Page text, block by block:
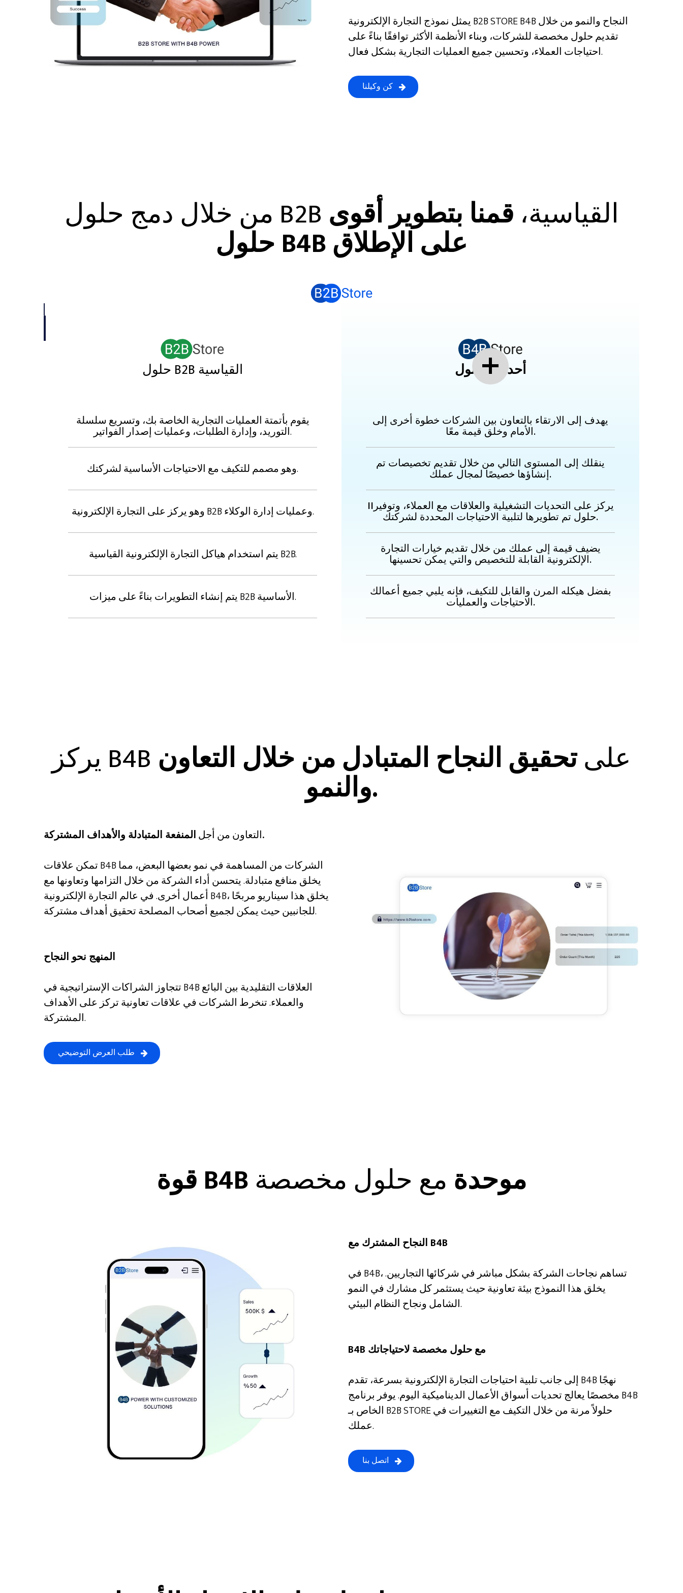
يمثل نموذج التجارة الإلكترونية B2B STORE B4B النجاح والنمو من خلال
تقديم حلول مخصصة للشركات، وبناء الأنظمة الأكثر توافقًا بناءً على
احتياجات العملاء، وتحسين جميع العمليات التجارية بشكل فعال.
كن وكيلنا
من خلال دمج حلول B2B القياسية، قمنا بتطوير أقوى
حلول B4B على الإطلاق
حلول B2B القياسية
يقوم بأتمتة العمليات التجارية الخاصة بك، وتسريع سلسلة
التوريد، وإدارة الطلبات، وعمليات إصدار الفواتير.
وهو مصمم للتكيف مع الاحتياجات الأساسية لشركتك.
وهو يركز على التجارة الإلكترونية B2B وعمليات إدارة الوكلاء.
يتم استخدام هياكل التجارة الإلكترونية القياسية B2B.
يتم إنشاء التطويرات بناءً على ميزات B2B الأساسية.
أحدث الحلول
يهدف إلى الارتقاء بالتعاون بين الشركات خطوة أخرى إلى
الأمام وخلق قيمة معًا.
ينقلك إلى المستوى التالي من خلال تقديم تخصيصات تم
إنشاؤها خصيصًا لمجال عملك.
IIيركز على التحديات التشغيلية والعلاقات مع العملاء، وتوفير
حلول تم تطويرها لتلبية الاحتياجات المحددة لشركتك.
يضيف قيمة إلى عملك من خلال تقديم خيارات التجارة
الإلكترونية القابلة للتخصيص والتي يمكن تحسينها.
بفضل هيكله المرن والقابل للتكيف، فإنه يلبي جميع أعمالك
الاحتياجات والعمليات.
يركز B4B علىتحقيق النجاح المتبادل من خلال التعاون
والنمو.
التعاون من أجلالمنفعة المتبادلة والأهداف المشتركة.
تمكن علاقات B4B الشركات من المساهمة في نمو بعضها البعض، مما
يخلق منافع متبادلة. يتحسن أداء الشركة من خلال التزامها وتعاونها مع
أعمال أخرى. في عالم التجارة الإلكترونية B4B، يخلق هذا سيناريو مربحًا
للجانبين حيث يمكن لجميع أصحاب المصلحة تحقيق أهداف مشتركة.
المنهج نحو النجاح
تتجاوز الشراكات الإستراتيجية في B4B العلاقات التقليدية بين البائع
والعملاء. تنخرط الشركات في علاقات تعاونية تركز على الأهداف
المشتركة.
طلب العرض التوضيحي
قوة B4B موحدة مع حلول مخصصة
النجاح المشترك مع B4B
في B4B، تساهم نجاحات الشركة بشكل مباشر في شركائها التجاريين.
يخلق هذا النموذج بيئة تعاونية حيث يستثمر كل مشارك في النمو
الشامل ونجاح النظام البيئي.
B4B مع حلول مخصصة لاحتياجاتك
إلى جانب تلبية احتياجات التجارة الإلكترونية بسرعة، تقدم B4B نهجًا
مخصصًا يعالج تحديات أسواق الأعمال الديناميكية اليوم. يوفر برنامج B4B
الخاص بـ B2B STORE حلولاً مرنة من خلال التكيف مع التغييرات في
عملك.
اتصل بنا